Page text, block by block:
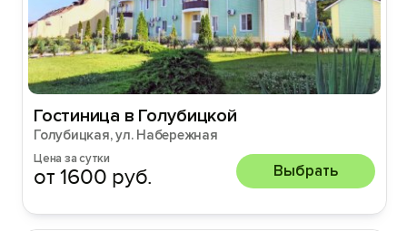
Гостиница в Голубицкой
Голубицкая, ул. Набережная
Цена за сутки
от 1600 руб. Выбрать